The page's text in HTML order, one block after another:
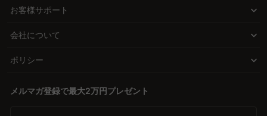
A. 洗面所の収納棚のデザインで空間を広く見せるには、白やペール
トーンのカラーで統一するのがおすすめです。これにより圧迫感が
少なく、すっきりとした印象になります。また、収納アイテムの色
や形を揃えることで、統一感を出し、広々とした空間を演出できま
久性を備えています。北欧モダンやヴィンテージ、ナチュラルな
ゃれに演出します。適正な価格で提供されるため、コストパフォー
お客様サポート
会社について
ポリシー
メルマガ登録で最大2万円プレゼント